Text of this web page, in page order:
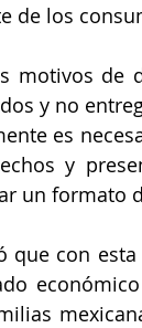
de los
motivos de
y no
es
y
un formato
que con